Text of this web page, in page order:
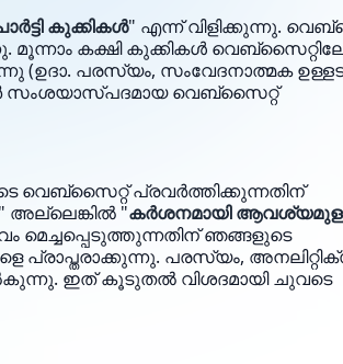
കുക്കികൾ" എന്ന് വിളിക്കുന്നു.
മൂന്നാം കക്ഷി കുക്കികൾ
പരസ്യം, സംവേദനാത്മക
സംശയാസ്‌പദമായ വെബ്‌സൈറ്റ്
വെബ്‌സൈറ്റ് പ്രവർത്തിക്കുന്നതിന്
അല്ലെങ്കിൽ "കർശനമായി
ഞങ്ങളുടെ
പരസ്യം,
ഇത് കൂടുതൽ വിശദമായി ചുവടെ